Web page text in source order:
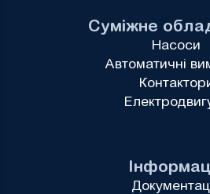
Суміжне
Насоси
Автоматичні